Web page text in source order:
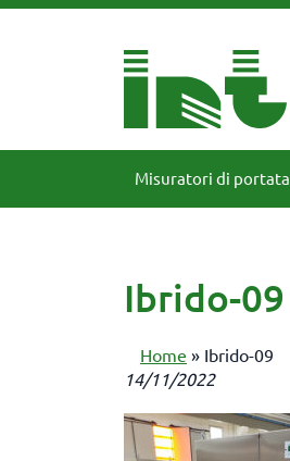
Misuratori di portata
Ibrido-09
Home » Ibrido-09
14/11/2022